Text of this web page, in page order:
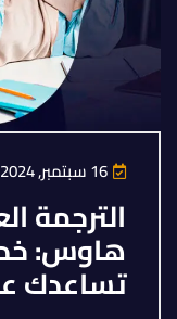
الترجمة
هاوس:
تساعدك